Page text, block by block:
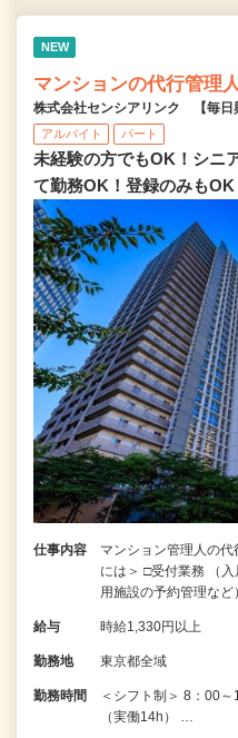
NEW
マンションの代行管理
株式会社センシアリンク 【毎日
アルバイト パート
未経験の方でもOK！シニ
て勤務OK！登録のみもOK
仕事内容
マンション管理人の
には＞ □受付業務 （
用施設の予約管理な
給与 時給1,330円以上
勤務地 東京都全域
勤務時間
＜シフト制＞ 8：00
（実働14h） …